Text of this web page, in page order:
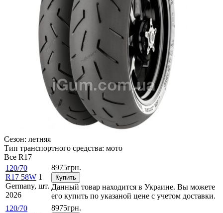
Сезон: летняя
Тип транспортного средства: мото
Все R17
120/70
R17 58W
Germany,
2026
1
шт.
8975грн.
Купить
Данный товар находится в Украине. Вы можете
его купить по указаной цене с учетом доставки.
120/70
8975грн.